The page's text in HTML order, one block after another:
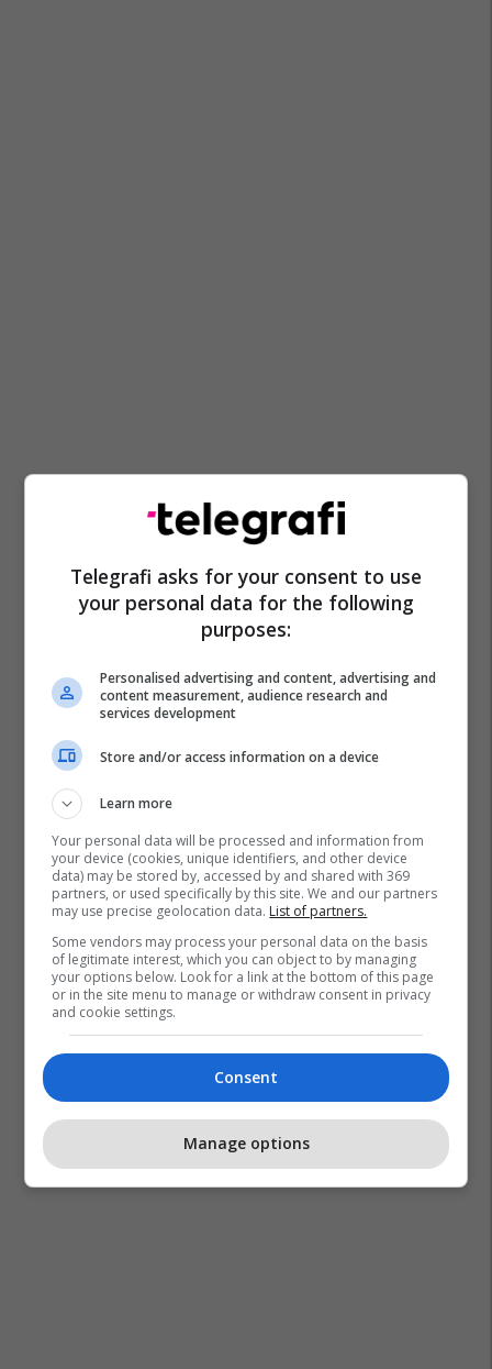
New York
Telegrafi asks for your consent to use
your personal data for the following
purposes:
Personalised advertising and content, advertising and
content measurement, audience research and
services development
Store and/or access information on a device
Learn more
Your personal data will be processed and information from
your device (cookies, unique identifiers, and other device
data) may be stored by, accessed by and shared with 369
partners, or used specifically by this site. We and our partners
may use precise geolocation data. List of partners.
Some vendors may process your personal data on the basis
of legitimate interest, which you can object to by managing
your options below. Look for a link at the bottom of this page
or in the site menu to manage or withdraw consent in privacy
and cookie settings.
Consent
Manage options